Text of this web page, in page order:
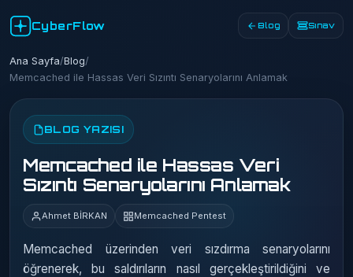
CyberFlow Blog Sınav
Ana Sayfa/Blog/
Memcached ile Hassas Veri Sızıntı Senaryolarını Anlamak
BLOG YAZISI
Memcached ile Hassas Veri
Sızıntı Senaryolarını Anlamak
Ahmet BİRKAN Memcached Pentest
Memcached üzerinden veri sızdırma senaryolarını
öğrenerek, bu saldırıların nasıl gerçekleştirildiğini ve